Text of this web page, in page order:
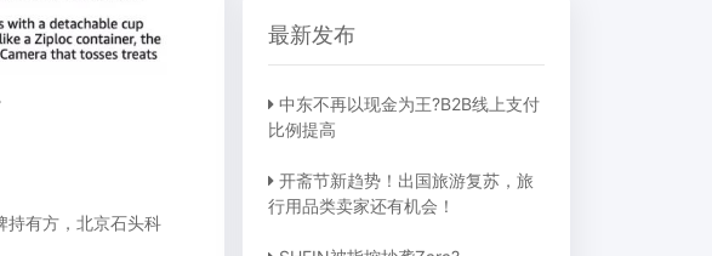
有方，北京石头科
最新发布
中东不再以现金为王?B2B线上支付
比例提高
开斋节新趋势！出国旅游复苏，旅
行用品类卖家还有机会！